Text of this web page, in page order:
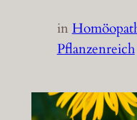
in
Pflanzenreich